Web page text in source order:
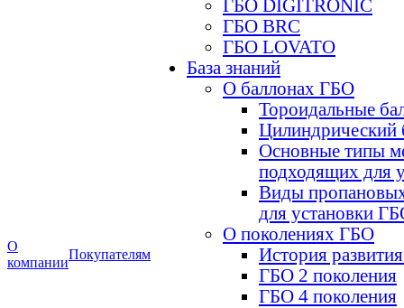
О
компании
Покупателям
ГБО DIGITRONIC
ГБО BRC
ГБО LOVATO
База знаний
О баллонах ГБО
Тороидальные
Цилиндрический
Основные типы
подходящих для
Виды
для установки
О поколениях ГБО
История
ГБО 2 поколения
ГБО 4 поколения